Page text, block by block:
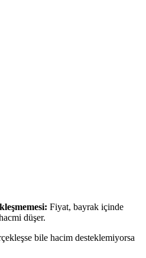
Fiyat, bayrak içinde
düşer.
bile hacim desteklemiyorsa